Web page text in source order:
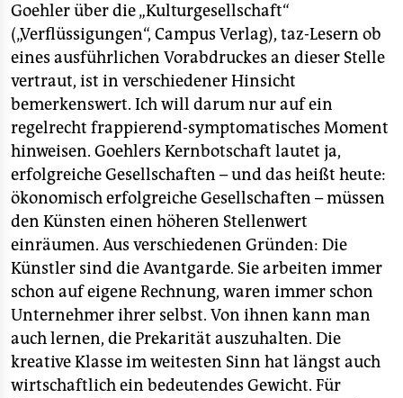
veranstaltungen
shop
fragen & hilfe
unterstützen
abo
genossenschaft
epaper login
Goehler über die „Kulturgesellschaft“
(„Verflüssigungen“, Campus Verlag), taz-Lesern ob
eines ausführlichen Vorabdruckes an dieser Stelle
vertraut, ist in verschiedener Hinsicht
bemerkenswert. Ich will darum nur auf ein
regelrecht frappierend-symptomatisches Moment
hinweisen. Goehlers Kernbotschaft lautet ja,
erfolgreiche Gesellschaften – und das heißt heute:
ökonomisch erfolgreiche Gesellschaften – müssen
den Künsten einen höheren Stellenwert
einräumen. Aus verschiedenen Gründen: Die
Künstler sind die Avantgarde. Sie arbeiten immer
schon auf eigene Rechnung, waren immer schon
Unternehmer ihrer selbst. Von ihnen kann man
auch lernen, die Prekarität auszuhalten. Die
kreative Klasse im weitesten Sinn hat längst auch
wirtschaftlich ein bedeutendes Gewicht. Für